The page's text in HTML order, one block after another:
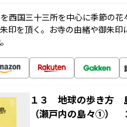
西国三十三所を中心に季節の花
印を頂く。お寺の由緒や御朱印
１３ 地球の歩き方
（瀬戸内の島々①）